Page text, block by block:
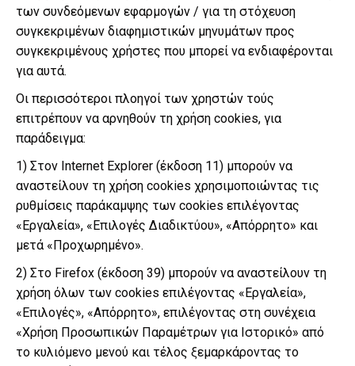
των συνδεόμενων εφαρμογών / για τη στόχευση
συγκεκριμένων διαφημιστικών μηνυμάτων προς
συγκεκριμένους χρήστες που μπορεί να ενδιαφέρονται
για αυτά.
Οι περισσότεροι πλοηγοί των χρηστών τούς
επιτρέπουν να αρνηθούν τη χρήση cookies, για
παράδειγμα:
1) Στον Internet Explorer (έκδοση 11) μπορούν να
αναστείλουν τη χρήση cookies χρησιμοποιώντας τις
ρυθμίσεις παράκαμψης των cookies επιλέγοντας
«Εργαλεία», «Επιλογές Διαδικτύου», «Απόρρητο» και
μετά «Προχωρημένο».
2) Στο Firefox (έκδοση 39) μπορούν να αναστείλουν τη
χρήση όλων των cookies επιλέγοντας «Εργαλεία»,
«Επιλογές», «Απόρρητο», επιλέγοντας στη συνέχεια
«Χρήση Προσωπικών Παραμέτρων για Ιστορικό» από
το κυλιόμενο μενού και τέλος ξεμαρκάροντας το